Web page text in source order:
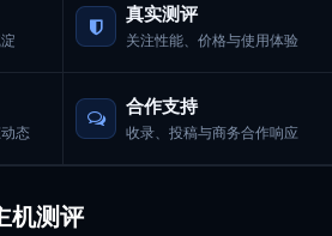
真实测评
关注性能、价格与使用体验
态
合作支持
收录、投稿与商务合作响应
机测评